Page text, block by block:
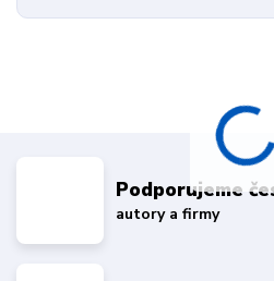
Podporujeme
autory a firmy